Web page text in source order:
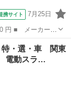
携サイト 7月25日
レード名： Ｇ
ッキ ｉＰｏｄ
特・選・車 関東
電動スラ…